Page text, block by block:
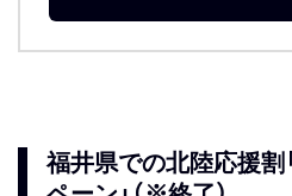
福井県での北陸応援割